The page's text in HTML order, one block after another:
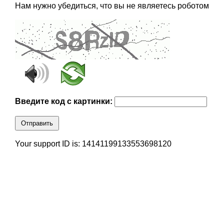
Нам нужно убедиться, что вы не являетесь роботом
Введите код с картинки:
Отправить
Your support ID is: 14141199133553698120